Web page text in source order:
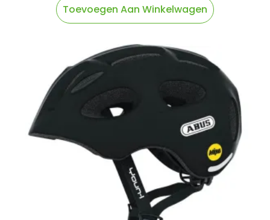
Toevoegen Aan Winkelwagen